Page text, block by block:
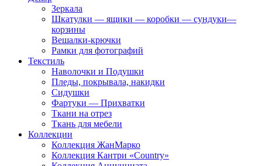
Зеркала
Шкатулки — ящики — коробки — сундуки—
корзины
Вешалки-крючки
Рамки для фотографий
Текстиль
Наволочки и Подушки
Пледы, покрывала, накидки
Сидушки
Фартуки — Прихватки
Ткани на отрез
Ткань для мебели
Коллекции
Коллекция ЖанМарко
Коллекция Кантри «Country»